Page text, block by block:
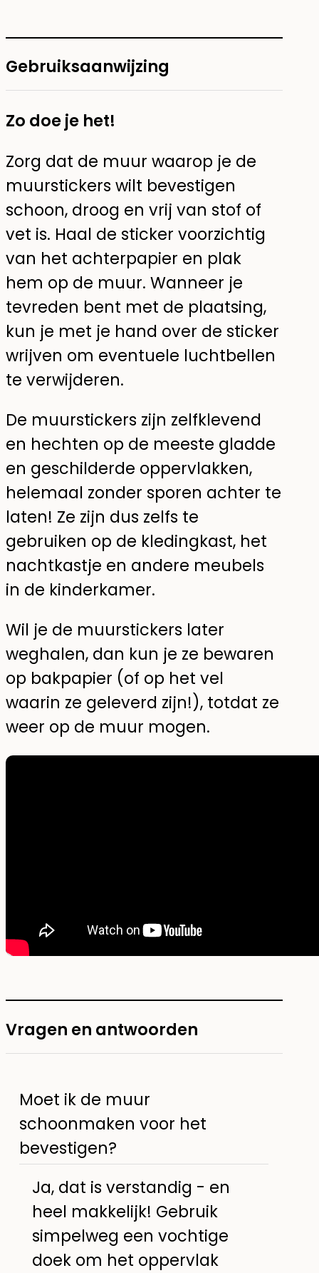
Gebruiksaanwijzing
Zo doe je het!
Zorg dat de muur waarop je de
muurstickers wilt bevestigen
schoon, droog en vrij van stof of
vet is. Haal de sticker voorzichtig
van het achterpapier en plak
hem op de muur. Wanneer je
tevreden bent met de plaatsing,
kun je met je hand over de sticker
wrijven om eventuele luchtbellen
te verwijderen.
De muurstickers zijn zelfklevend
en hechten op de meeste gladde
en geschilderde oppervlakken,
helemaal zonder sporen achter te
laten! Ze zijn dus zelfs te
gebruiken op de kledingkast, het
nachtkastje en andere meubels
in de kinderkamer.
Wil je de muurstickers later
weghalen, dan kun je ze bewaren
op bakpapier (of op het vel
waarin ze geleverd zijn!), totdat ze
weer op de muur mogen.
Vragen en antwoorden
Moet ik de muur
schoonmaken voor het
bevestigen?
Ja, dat is verstandig - en
heel makkelijk! Gebruik
simpelweg een vochtige
doek om het oppervlak